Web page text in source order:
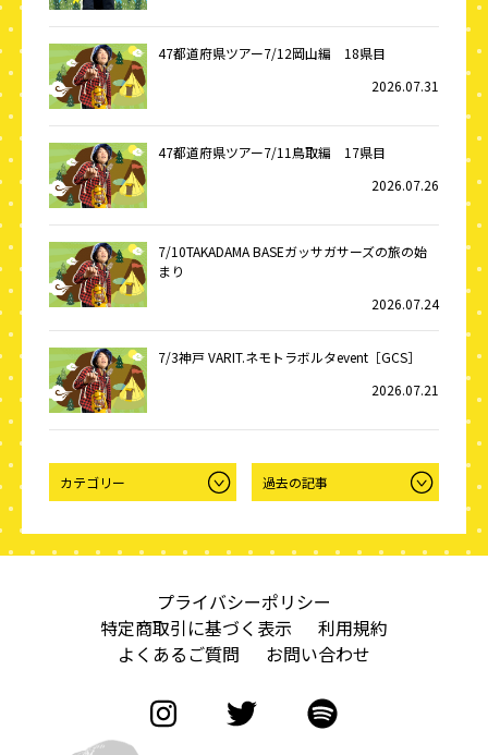
47都道府県ツアー7/12岡山編 18県目
2026.07.31
47都道府県ツアー7/11鳥取編 17県目
2026.07.26
7/10TAKADAMA BASEガッサガサーズの旅の始
まり
2026.07.24
7/3神戸 VARIT.ネモトラボルタevent［GCS］
2026.07.21
プライバシーポリシー
特定商取引に基づく表示
利用規約
よくあるご質問
お問い合わせ